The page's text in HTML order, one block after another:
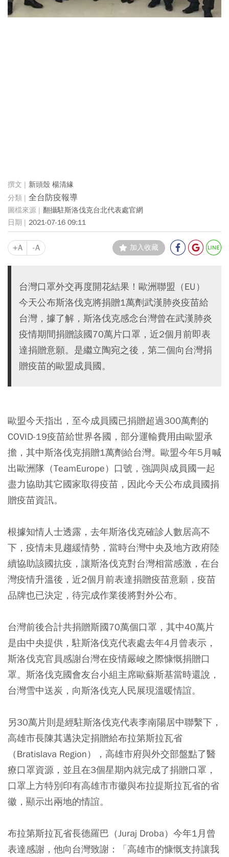
新頭殼 楊清緣
全台防疫報導
翻攝駐斯洛伐克台北代表處官網
2021-07-16 09:11
+A -A 加入收藏
台灣口罩外交再度開花結果！歐洲聯盟（EU）
今天公布斯洛伐克將捐贈1萬劑武漢肺炎疫苗給
台灣，據了解，斯洛伐克感念台灣曾在武漢肺炎
疫情期間捐贈該國70萬片口罩，近2個月前即表
達捐贈意願。是繼立陶宛之後，第二個向台灣捐
贈疫苗的歐盟成員國。
歐盟今天指出，至今成員國已捐贈超過300萬劑的
COVID-19疫苗給世界各國，部分運輸費用由歐盟承
擔，其中斯洛伐克捐贈1萬劑給台灣。歐盟今年5月喊
出歐洲隊（TeamEurope）口號，強調與成員國一起
盡力協助其它國家取得疫苗，因此今天公布成員國捐
贈疫苗資訊。
根據知情人士透露，去年斯洛伐克確診人數居高不
下，疫情未見趨緩情勢，當時台灣中央及地方政府陸
續協助該國抗疫，讓斯洛伐克對台灣相當感激，在台
灣疫情升溫後，近2個月前表達捐贈疫苗意願，疫苗
品牌也已決定，待完成作業後將對外公布。
台灣前後合計共捐贈斯國70萬個口罩，其中40萬片
是由中央提供，駐斯洛伐克代表處去年4月曾表示，
斯洛伐克官員感謝台灣在疫情嚴峻之際慷慨捐贈口
罩。斯洛伐克國會友台小組主席歐蘇斯基當時還說，
台灣雪中送炭，向斯洛伐克人民展現溫暖情誼。
另30萬片則是經駐斯洛伐克代表李南陽居中聯繫下，
高雄市長陳其邁決定捐贈給布拉第斯拉瓦省
（Bratislava Region），高雄市府與外交部盤點了醫
療口罩資源，並且在3個星期內就完成了捐贈口罩，
口罩上方特別印有高雄市市徽與布拉提斯拉瓦省的省
徽，顯示出兩地的情誼。
布拉第斯拉瓦省長德羅巴（Juraj Droba）今年1月曾
表達感謝，他向台灣致謝：「高雄市的慷慨支持讓我